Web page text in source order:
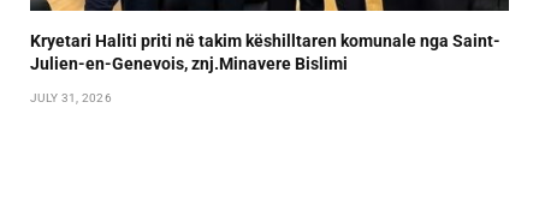
Kryetari Haliti priti në takim këshilltaren komunale nga Saint-
Julien-en-Genevois, znj.Minavere Bislimi
JULY 31, 2026